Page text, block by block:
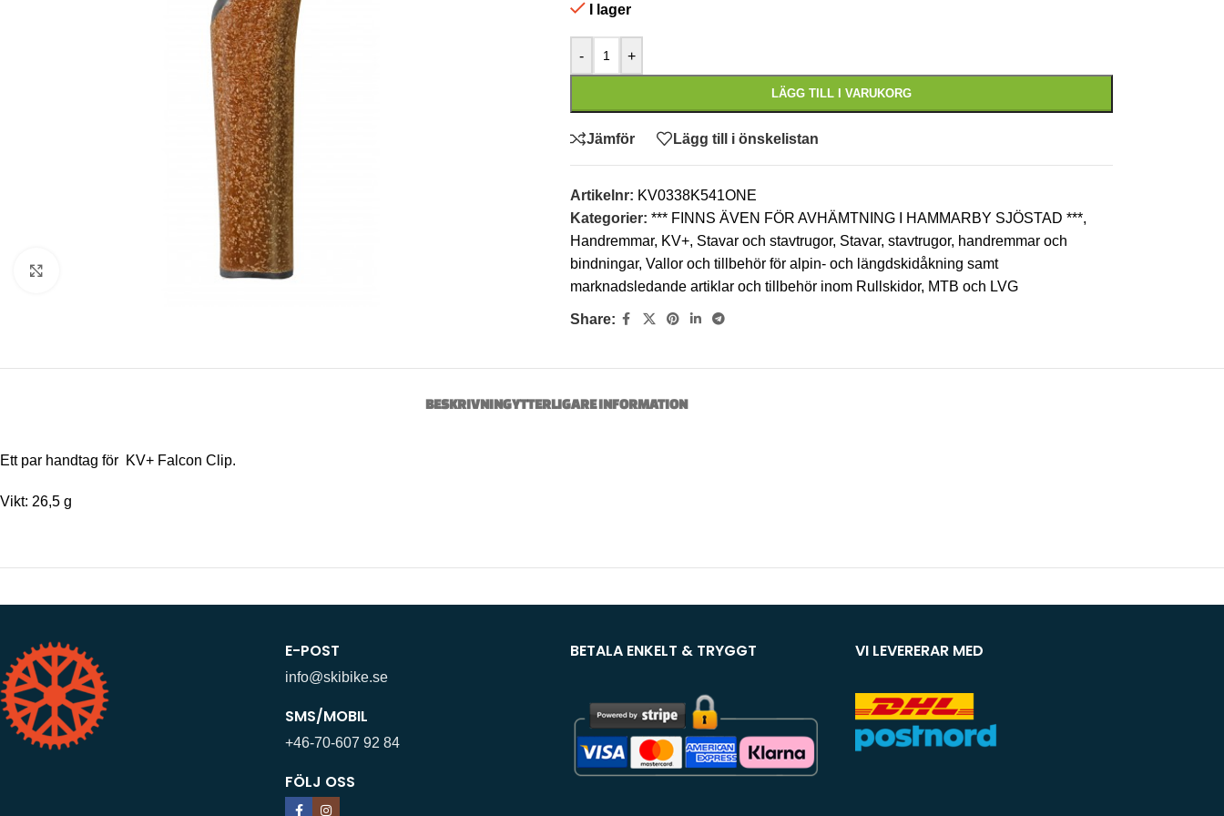
I lager
- +
LÄGG TILL I VARUKORG
Jämför Lägg till i önskelistan
Artikelnr: KV0338K541ONE
Kategorier: *** FINNS ÄVEN FÖR AVHÄMTNING I HAMMARBY SJÖSTAD ***,
Handremmar, KV+, Stavar och stavtrugor, Stavar, stavtrugor, handremmar och
bindningar, Vallor och tillbehör för alpin- och längdskidåkning samt
marknadsledande artiklar och tillbehör inom Rullskidor, MTB och LVG
Share:
BESKRIVNINGYTTERLIGARE INFORMATION
Ett par handtag för KV+ Falcon Clip.
Vikt: 26,5 g
E-POST
info@skibike.se
SMS/MOBIL
+46-70-607 92 84
FÖLJ OSS
BETALA ENKELT & TRYGGT VI LEVERERAR MED